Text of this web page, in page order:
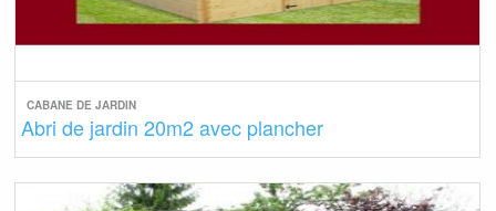
CABANE DE JARDIN
Abri de jardin 20m2 avec plancher